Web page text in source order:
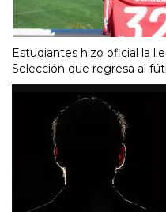
Estudiantes hizo oficial la
Selección que regresa al